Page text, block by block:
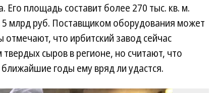
Его площадь составит более 270 тыс. кв. м.
5 млрд руб. Поставщиком оборудования может
отмечают, что ирбитский завод сейчас
сыров в регионе, но считают, что
годы ему вряд ли удастся.